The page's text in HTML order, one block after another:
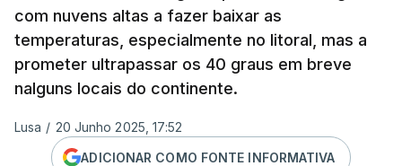
com nuvens altas a fazer baixar as
temperaturas, especialmente no litoral, mas a
prometer ultrapassar os 40 graus em breve
nalguns locais do continente.
Lusa / 20 Junho 2025, 17:52
ADICIONAR COMO FONTE INFORMATIVA